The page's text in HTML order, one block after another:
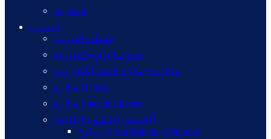
المقرات
التدريب
خدمات التدريب
جداول البرامج التدريبية
مهارات+ مكتبة التعلم الالكتروني
مبادرة IT Way
مبادرة Student Chapter
أكاديمية التكنولوجيا المالية
برنامج AI for Banking Diploma